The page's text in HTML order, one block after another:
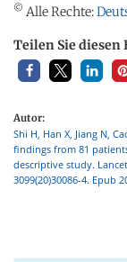
© Alle Rechte:
Teilen Sie diesen
Autor:
Shi H, Han X, Jiang N,
findings from 81
descriptive study.
3099(20)30086-4. Epub